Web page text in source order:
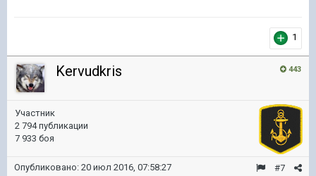
1
443
Kervudkris
Участник
2 794 публикации
7 933 боя
#7
Опубликовано: 20 июл 2016, 07:58:27